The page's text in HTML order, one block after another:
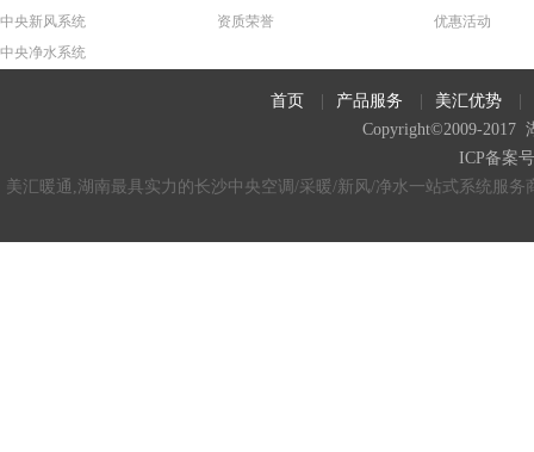
中央新风系统
中央净水系统
资质荣誉
优惠活动
首页 产品服务 美汇优势
Copyright©2009-2017
ICP备案
美汇暖通,湖南最具实力的长沙中央空调/采暖/新风/净水一站式系统服